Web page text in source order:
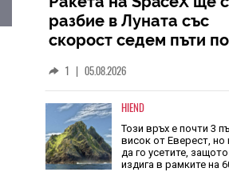
разбие в Луната със
скорост седем пъти
звука
1 | 05.08.2026
HIEND
Този връх е почти 3
висок от Еверест,
да го усетите,
издига в рамките на